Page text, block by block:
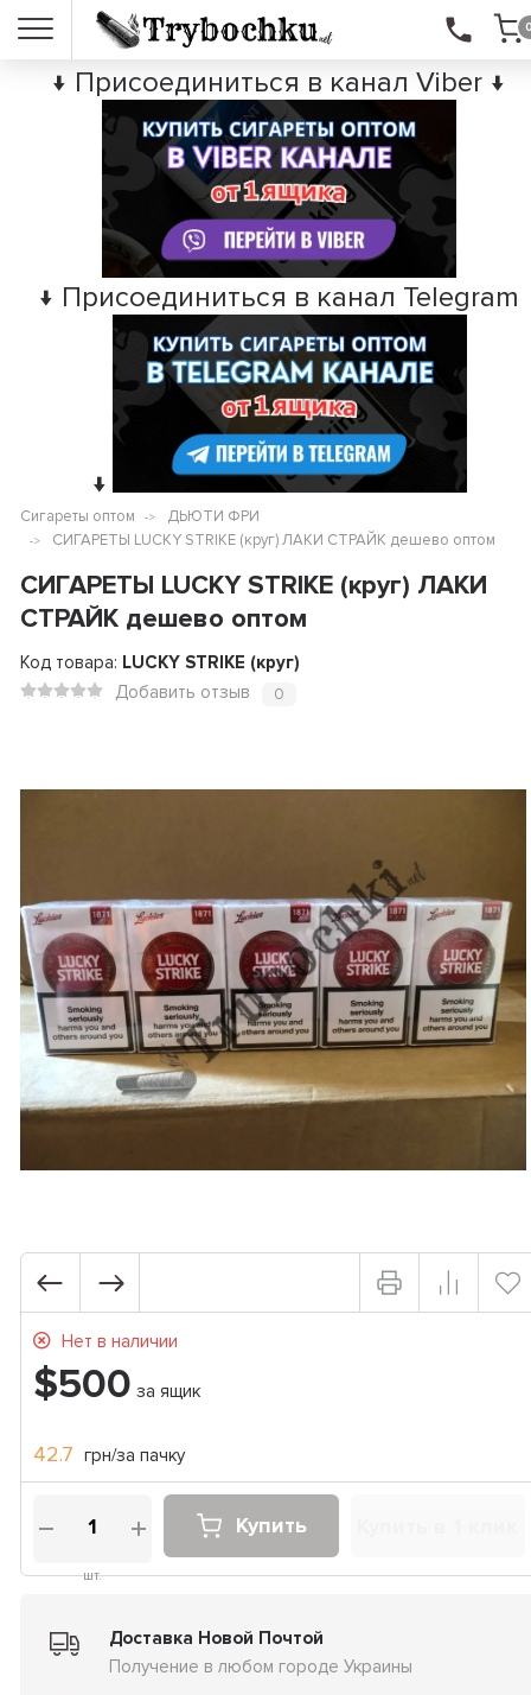
↓ Присоединиться в канал Viber ↓
↓ Присоединиться в канал Telegram
↓
Сигареты оптом
ДЬЮТИ ФРИ
СИГАРЕТЫ LUCKY STRIKE (круг) ЛАКИ СТРАЙК дешево оптом
СИГАРЕТЫ LUCKY STRIKE (круг) ЛАКИ
СТРАЙК дешево оптом
Код товара: LUCKY STRIKE (круг)
Добавить отзыв
0
Нет в наличии
$500 за ящик
42.7 грн/за пачку
шт.
Купить
Доставка Новой Почтой
Получение в любом городе Украины